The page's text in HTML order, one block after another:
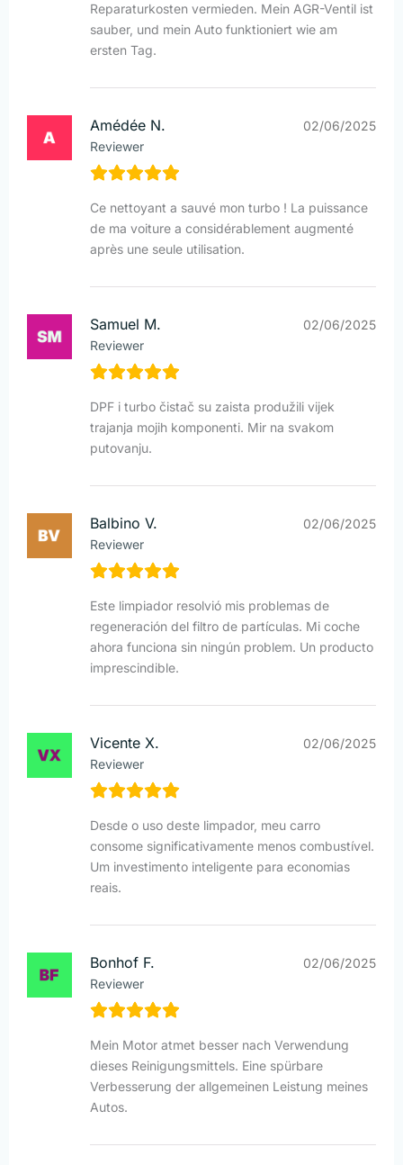
Reparaturkosten vermieden. Mein AGR-Ventil ist
sauber, und mein Auto funktioniert wie am
ersten Tag.
Amédée N.
Reviewer
02/06/2025
Ce nettoyant a sauvé mon turbo ! La puissance
de ma voiture a considérablement augmenté
après une seule utilisation.
Samuel M.
Reviewer
02/06/2025
DPF i turbo čistač su zaista produžili vijek
trajanja mojih komponenti. Mir na svakom
putovanju.
Balbino V.
Reviewer
02/06/2025
Este limpiador resolvió mis problemas de
regeneración del filtro de partículas. Mi coche
ahora funciona sin ningún problem. Un producto
imprescindible.
Vicente X.
Reviewer
02/06/2025
Desde o uso deste limpador, meu carro
consome significativamente menos combustível.
Um investimento inteligente para economias
reais.
Bonhof F.
Reviewer
02/06/2025
Mein Motor atmet besser nach Verwendung
dieses Reinigungsmittels. Eine spürbare
Verbesserung der allgemeinen Leistung meines
Autos.